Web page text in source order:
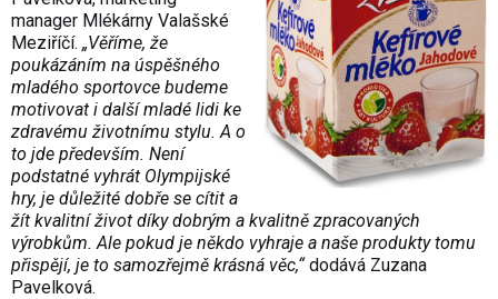
manager Mlékárny Valašské
Meziříčí. „Věříme, že
poukázáním na úspěšného
mladého sportovce budeme
motivovat i další mladé lidi ke
zdravému životnímu stylu. A o
to jde především. Není
podstatné vyhrát Olympijské
hry, je důležité dobře se cítit a
žít kvalitní život díky dobrým a kvalitně zpracovaných
výrobkům. Ale pokud je někdo vyhraje a naše produkty tomu
přispějí, je to samozřejmě krásná věc,“dodává Zuzana
Pavelková.